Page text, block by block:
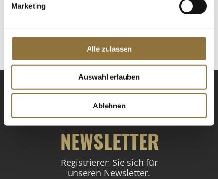
Marketing
Alle zulassen
Auswahl erlauben
Ablehnen
€ 7,34
St.
NEWSLETTER
Registrieren Sie sich für
unseren Newsletter.